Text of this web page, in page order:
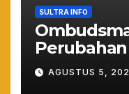
SULTRA INFO
Lewat
AGUSTUS 5,